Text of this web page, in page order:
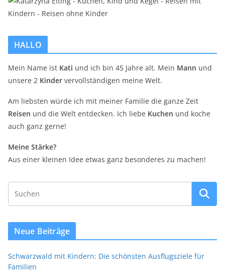
HALLO
Mein Name ist Kati und ich bin 45 Jahre alt. Mein Mann und
unsere 2 Kinder vervollständigen meine Welt.
Am liebsten würde ich mit meiner Familie die ganze Zeit
Reisen und die Welt entdecken. Ich liebe Kuchen und koche
auch ganz gerne!
Meine Stärke?
Aus einer kleinen Idee etwas ganz besonderes zu machen!
Neue Beiträge
Schwarzwald mit Kindern: Die schönsten Ausflugsziele für
Familien